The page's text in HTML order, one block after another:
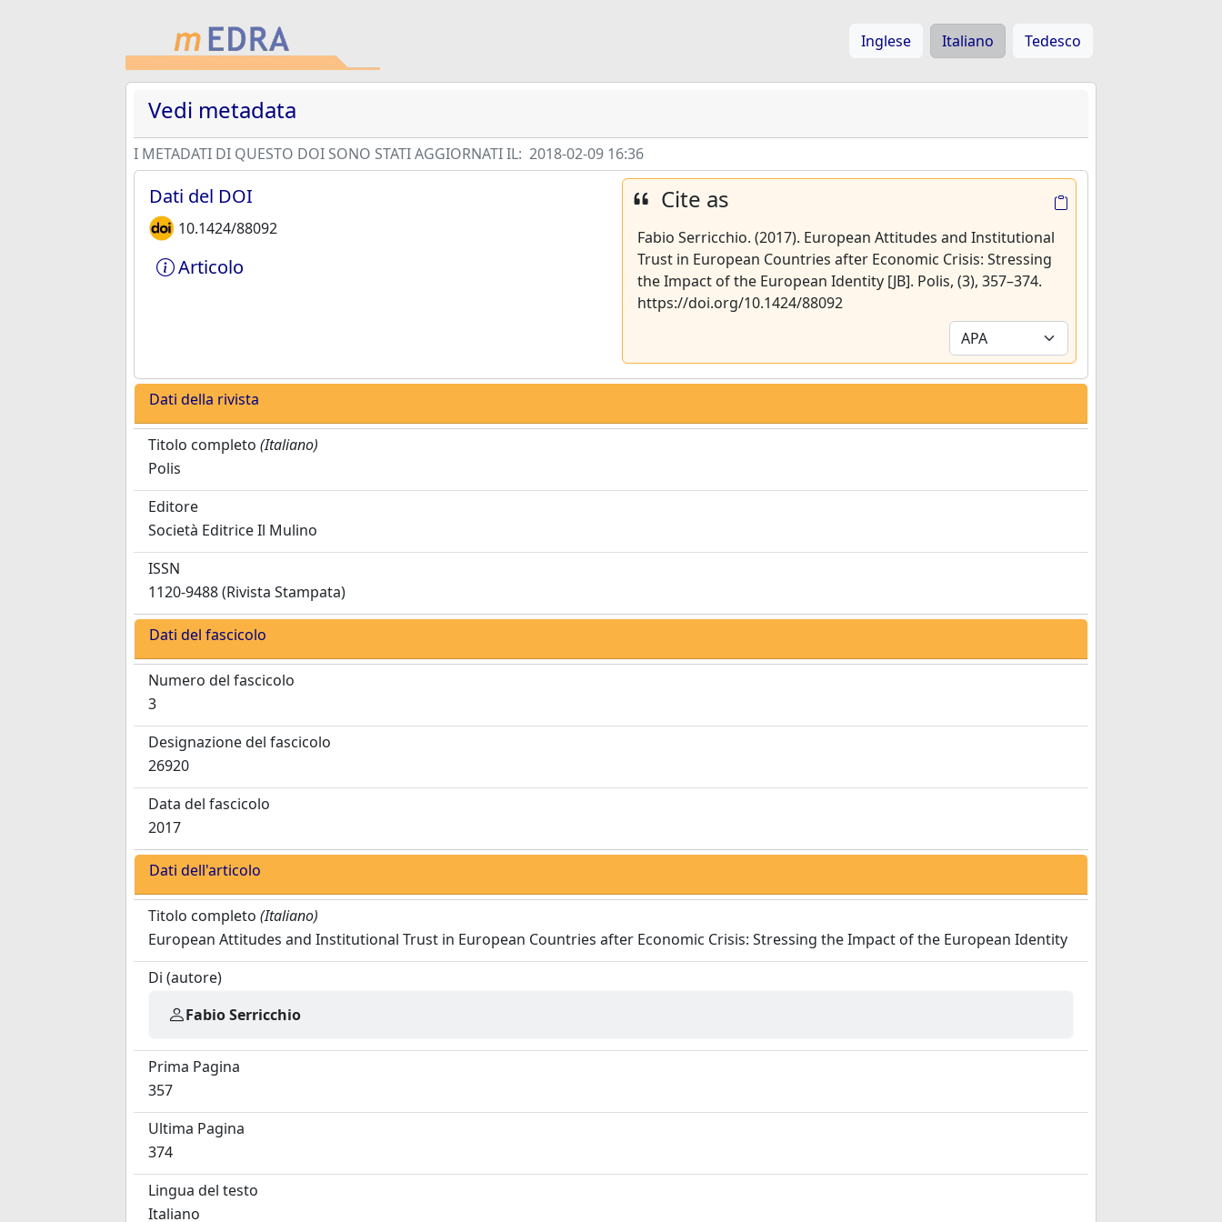
Inglese Italiano Tedesco
Vedi metadata
I METADATI DI QUESTO DOI SONO STATI AGGIORNATI IL: 2018-02-09 16:36
Dati del DOI
10.1424/88092
Articolo
Cite as
Fabio Serricchio. (2017). European Attitudes and Institutional
Trust in European Countries after Economic Crisis: Stressing
the Impact of the European Identity [JB]. Polis, (3), 357–374.
https://doi.org/10.1424/88092
Dati della rivista
Titolo completo (Italiano)
Polis
Editore
Società Editrice Il Mulino
ISSN
1120-9488 (Rivista Stampata)
Dati del fascicolo
Numero del fascicolo
3
Designazione del fascicolo
26920
Data del fascicolo
2017
Dati dell'articolo
Titolo completo (Italiano)
European Attitudes and Institutional Trust in European Countries after Economic Crisis: Stressing the Impact of the European Identity
Di (autore)
Fabio Serricchio
Prima Pagina
357
Ultima Pagina
374
Lingua del testo
Italiano